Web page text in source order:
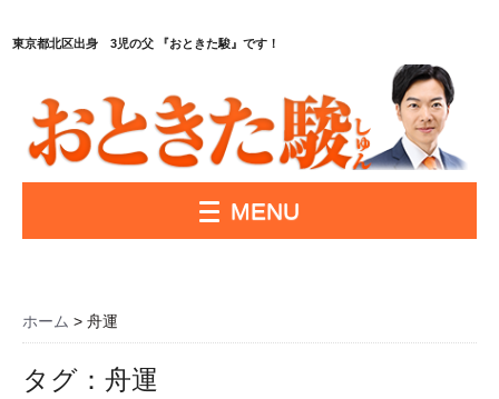
東京都北区出身 3児の父 『おときた駿』です！
MENU
ホーム > 舟運
タグ：舟運